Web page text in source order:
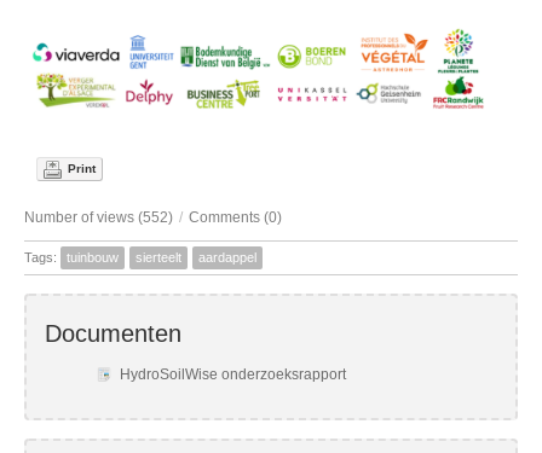
Print
Number of views (552) / Comments (0)
Tags: tuinbouw sierteelt aardappel
Documenten
HydroSoilWise onderzoeksrapport